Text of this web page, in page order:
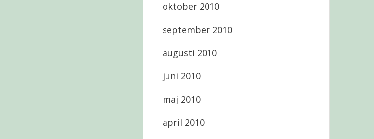
oktober 2010
september 2010
augusti 2010
juni 2010
maj 2010
april 2010